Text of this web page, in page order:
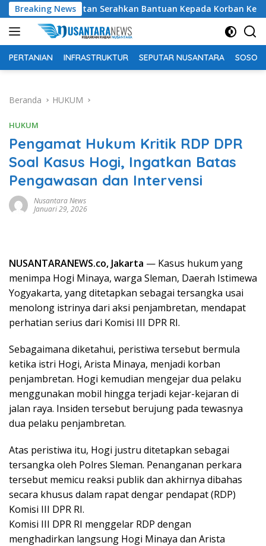
Langsung
ke
konten
Breaking News
Selatan Serahkan Bantuan Kepada Korban Kebakaran di
PERTANIAN INFRASTRUKTUR SEPUTAR NUSANTARA SOSOK
Beranda HUKUM
HUKUM
Pengamat Hukum Kritik RDP DPR
Soal Kasus Hogi, Ingatkan Batas
Pengawasan dan Intervensi
Nusantara News
Januari 29, 2026
NUSANTARANEWS.co, Jakarta — Kasus hukum yang
menimpa Hogi Minaya, warga Sleman, Daerah Istimewa
Yogyakarta, yang ditetapkan sebagai tersangka usai
menolong istrinya dari aksi penjambretan, mendapat
perhatian serius dari Komisi III DPR RI.
Sebagaimana diketahui, peristiwa tersebut bermula
ketika istri Hogi, Arista Minaya, menjadi korban
penjambretan. Hogi kemudian mengejar dua pelaku
menggunakan mobil hingga terjadi kejar-kejaran di
jalan raya. Insiden tersebut berujung pada tewasnya
dua pelaku penjambretan.
Atas peristiwa itu, Hogi justru ditetapkan sebagai
tersangka oleh Polres Sleman. Penanganan perkara
tersebut memicu reaksi publik dan akhirnya dibahas
secara khusus dalam rapat dengar pendapat (RDP)
Komisi III DPR RI.
Komisi III DPR RI menggelar RDP dengan
menghadirkan langsung Hogi Minaya dan Arista